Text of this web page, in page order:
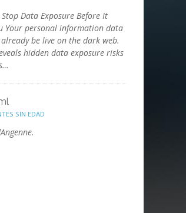
Data Exposure Before It
Your personal information data
be live on the dark web.
hidden data exposure risks
SIN EDAD